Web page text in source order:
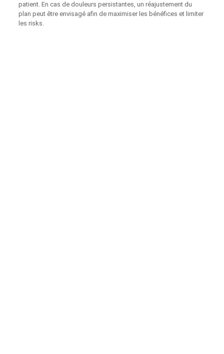
patient. En cas de douleurs persistantes, un réajustement du
plan peut être envisagé afin de maximiser les bénéfices et limiter
les risks.